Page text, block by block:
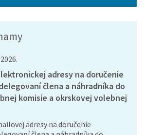
adresy na doručenie
člena a náhradníka do
komisie a okrskovej volebnej
adresy na doručenie